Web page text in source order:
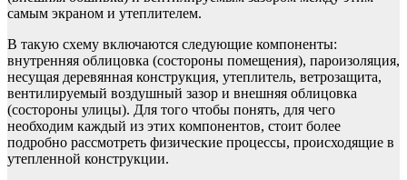
самым экраном и утеплителем.
В такую схему включаются следующие компоненты:
внутренняя облицовка (состороны помещения), пароизоляция,
несущая деревянная конструкция, утеплитель, ветрозащита,
вентилируемый воздушный зазор и внешняя облицовка
(состороны улицы). Для того чтобы понять, для чего
необходим каждый из этих компонентов, стоит более
подробно рассмотреть физические процессы, происходящие в
утепленной конструкции.